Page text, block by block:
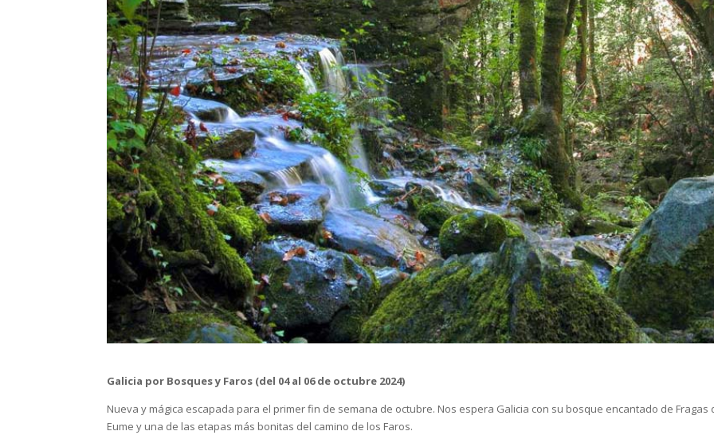
Galicia por Bosques y Faros (del 04 al 06 de octubre 2024)
Nueva y mágica escapada para el primer fin de semana de octubre. Nos espera Galicia con su bosque encantado de Fragas
Eume y una de las etapas más bonitas del camino de los Faros.